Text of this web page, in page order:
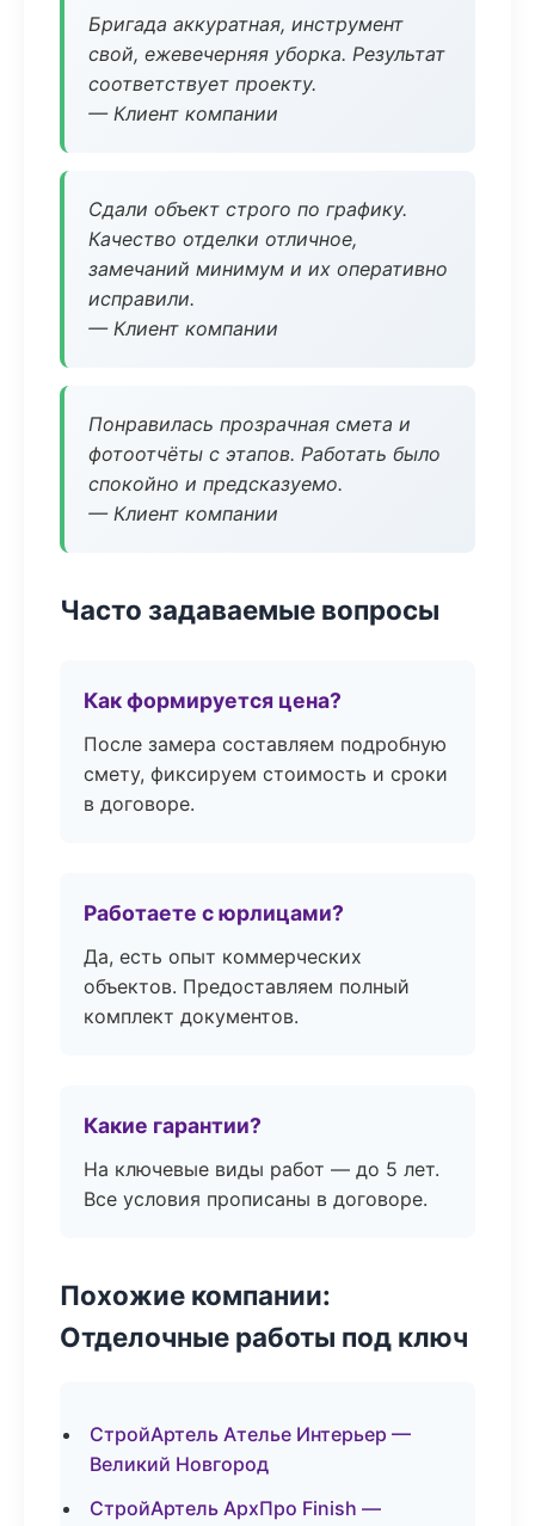
Бригада аккуратная, инструмент
свой, ежевечерняя уборка. Результат
соответствует проекту.
— Клиент компании
Сдали объект строго по графику.
Качество отделки отличное,
замечаний минимум и их оперативно
исправили.
— Клиент компании
Понравилась прозрачная смета и
фотоотчёты с этапов. Работать было
спокойно и предсказуемо.
— Клиент компании
Часто задаваемые вопросы
Как формируется цена?
После замера составляем подробную
смету, фиксируем стоимость и сроки
в договоре.
Работаете с юрлицами?
Да, есть опыт коммерческих
объектов. Предоставляем полный
комплект документов.
Какие гарантии?
На ключевые виды работ — до 5 лет.
Все условия прописаны в договоре.
Похожие компании:
Отделочные работы под ключ
СтройАртель Ателье Интерьер —
Великий Новгород
СтройАртель АрхПро Finish —